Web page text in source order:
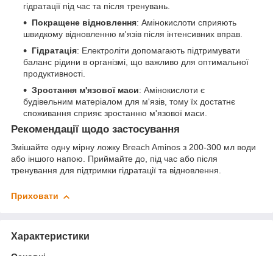
гідратації під час та після тренувань.
Покращене відновлення: Амінокислоти сприяють
швидкому відновленню м'язів після інтенсивних вправ.
Гідратація: Електроліти допомагають підтримувати
баланс рідини в організмі, що важливо для оптимальної
продуктивності.
Зростання м'язової маси: Амінокислоти є
будівельним матеріалом для м'язів, тому їх достатнє
споживання сприяє зростанню м'язової маси.
Рекомендації щодо застосування
Змішайте одну мірну ложку Breach Aminos з 200-300 мл води
або іншого напою. Приймайте до, під час або після
тренування для підтримки гідратації та відновлення.
Приховати
Характеристики